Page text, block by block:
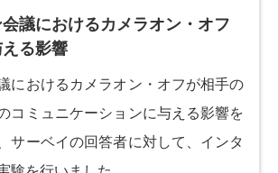
議におけるカメラオン・オフ
る影響
におけるカメラオン・オフが相手の
コミュニケーションに与える影響を
サーベイの回答者に対して、インタ